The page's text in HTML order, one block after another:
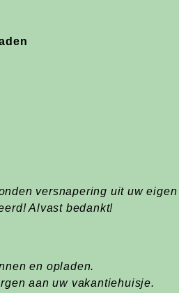
versnapering uit uw eigen
Alvast bedankt!
en opladen.
aan uw vakantiehuisje.